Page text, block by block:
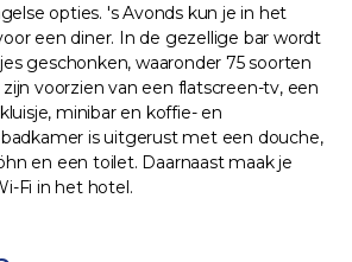
opties. 's Avonds kun je in het
een diner. In de gezellige bar wordt
geschonken, waaronder 75 soorten
voorzien van een flatscreen-tv, een
minibar en koffie- en
is uitgerust met een douche,
en een toilet. Daarnaast maak je
Fi in het hotel.